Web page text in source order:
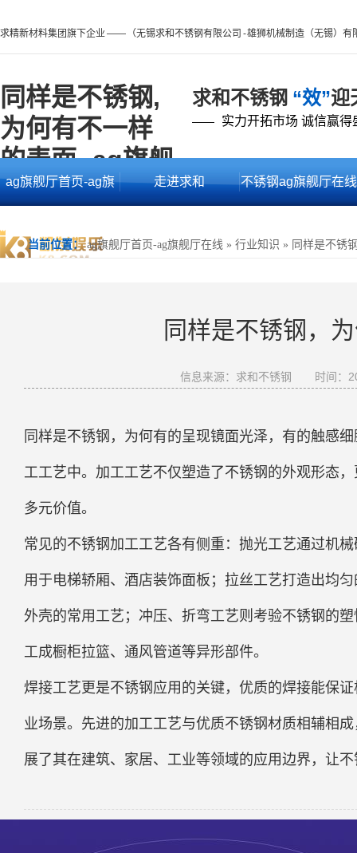
求精新材料集团旗下企业 —— （无锡求和不锈钢有限公司 - 雄狮机械制造（无锡）有
同样是不锈钢,
为何有不一样
的表面 -ag旗舰
厅首页
求和不锈钢 “效”迎
—— 实力开拓市场 诚信赢得
ag旗舰厅首页-ag旗 走进求和 不锈钢ag旗舰厅在线
当前位置： ag旗舰厅首页-ag旗舰厅在线 » 行业知识 » 同样是不锈
同样是不锈钢，
信息来源：求和不锈钢 时间：
同样是不锈钢，为何有的呈现镜面光泽，有的触感
工工艺中。加工工艺不仅塑造了不锈钢的外观形态
多元价值。
常见的不锈钢加工工艺各有侧重：抛光工艺通过机
用于电梯轿厢、酒店装饰面板；拉丝工艺打造出均
外壳的常用工艺；冲压、折弯工艺则考验不锈钢的
工成橱柜拉篮、通风管道等异形部件。
焊接工艺更是不锈钢应用的关键，优质的焊接能保
业场景。先进的加工工艺与优质不锈钢材质相辅相
展了其在建筑、家居、工业等领域的应用边界，让
】：